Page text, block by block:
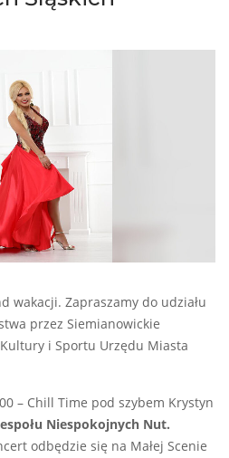
wakacji. Zapraszamy do udziału
przez Siemianowickie
i Sportu Urzędu Miasta
– Chill Time pod szybem Krystyn
Niespokojnych Nut.
odbędzie się na Małej Scenie